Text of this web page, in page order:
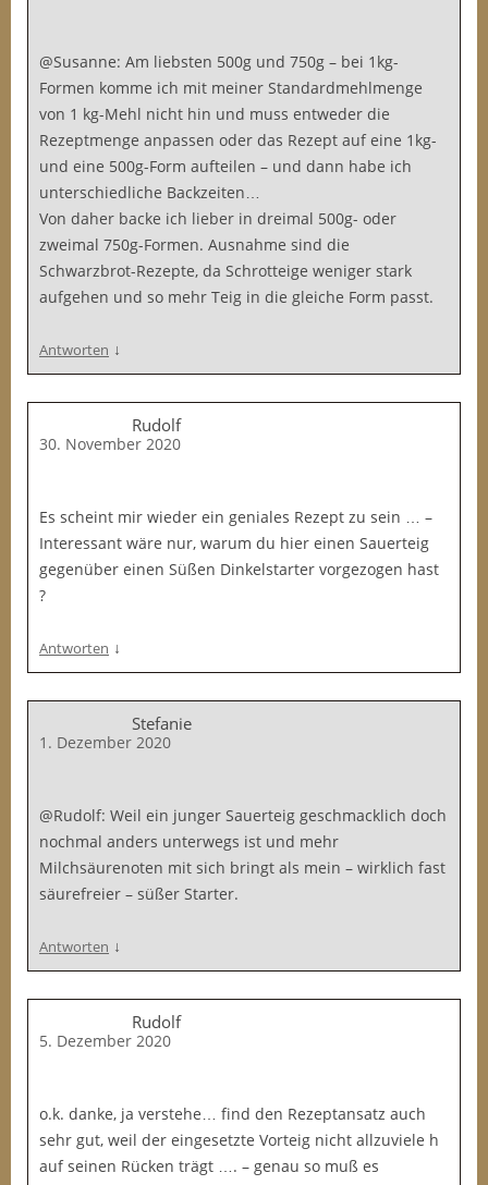
@Susanne: Am liebsten 500g und 750g – bei 1kg-
Formen komme ich mit meiner Standardmehlmenge
von 1 kg-Mehl nicht hin und muss entweder die
Rezeptmenge anpassen oder das Rezept auf eine 1kg-
und eine 500g-Form aufteilen – und dann habe ich
unterschiedliche Backzeiten…
Von daher backe ich lieber in dreimal 500g- oder
zweimal 750g-Formen. Ausnahme sind die
Schwarzbrot-Rezepte, da Schrotteige weniger stark
aufgehen und so mehr Teig in die gleiche Form passt.
Antworten ↓
Rudolf
30. November 2020
Es scheint mir wieder ein geniales Rezept zu sein … –
Interessant wäre nur, warum du hier einen Sauerteig
gegenüber einen Süßen Dinkelstarter vorgezogen hast
?
Antworten ↓
Stefanie
1. Dezember 2020
@Rudolf: Weil ein junger Sauerteig geschmacklich doch
nochmal anders unterwegs ist und mehr
Milchsäurenoten mit sich bringt als mein – wirklich fast
säurefreier – süßer Starter.
Antworten ↓
Rudolf
5. Dezember 2020
o.k. danke, ja verstehe… find den Rezeptansatz auch
sehr gut, weil der eingesetzte Vorteig nicht allzuviele h
auf seinen Rücken trägt …. – genau so muß es